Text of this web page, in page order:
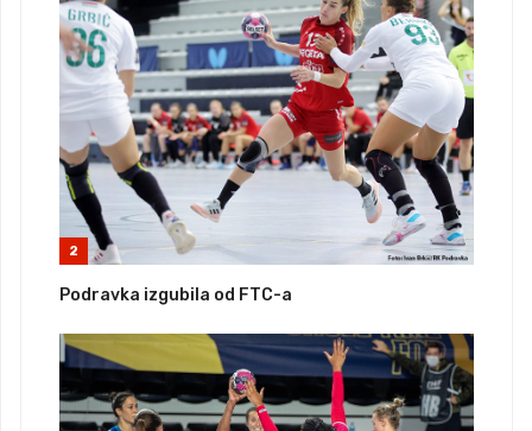
2
Podravka izgubila od FTC-a